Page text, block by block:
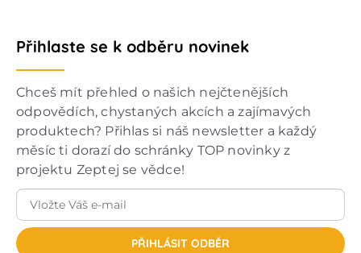
Přihlaste se k odběru novinek
Chceš mít přehled o našich nejčtenějších
odpovědích, chystaných akcích a zajímavých
produktech? Přihlas si náš newsletter a každý
měsíc ti dorazí do schránky TOP novinky z
projektu Zeptej se vědce!
PŘIHLÁSIT ODBĚR